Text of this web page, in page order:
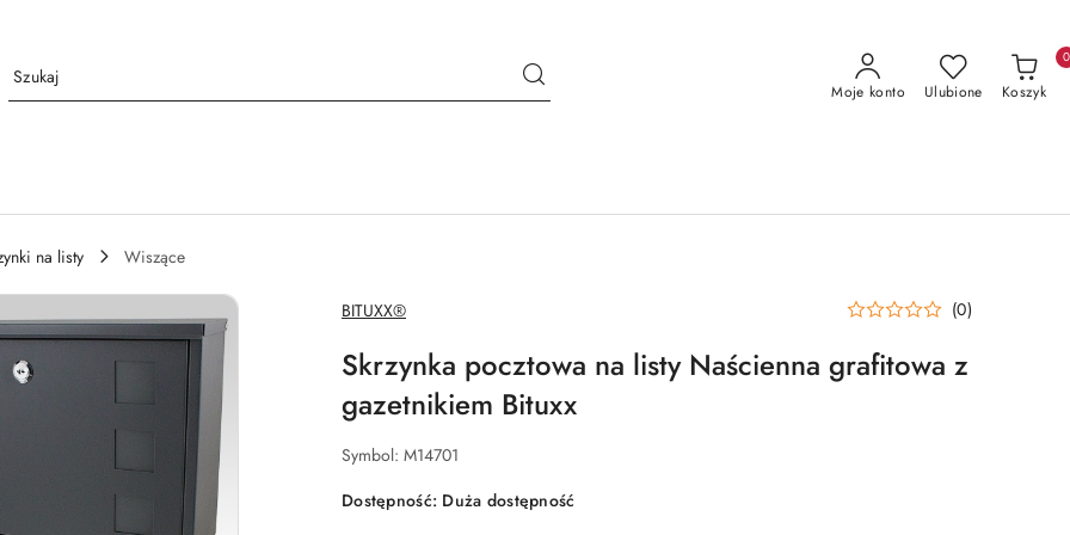
Moje konto Ulubione Koszyk
0
na listy Wiszące
NAZWA
PRODUCENTA:
BITUXX® (0)
Skrzynka pocztowa na listy Naścienna grafitowa z
gazetnikiem Bituxx
Symbol: M14701
Dostępność: Duża dostępność